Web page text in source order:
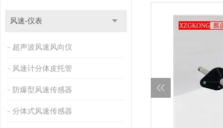
风速-仪表
超声波风速风向仪
风速计分体皮托管
防爆型风速传感器
分体式风速传感器